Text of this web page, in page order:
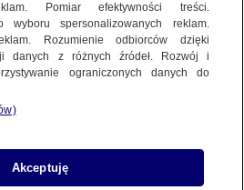
Pomiar efektywności treści.
wyboru spersonalizowanych reklam.
Rozumienie odbiorców dzięki
danych z różnych źródeł. Rozwój i
ograniczonych danych do
Akceptuję